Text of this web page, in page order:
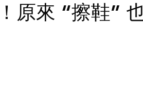
原來 “擦鞋”